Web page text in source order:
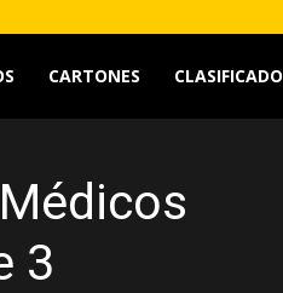
CARTONES CLASIFICADO
3